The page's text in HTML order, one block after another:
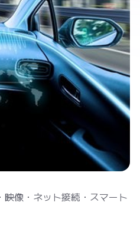
像・ネット接続・スマート